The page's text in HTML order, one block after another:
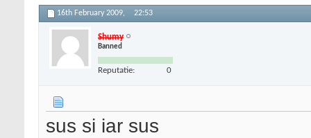
16th February 2009, 22:53
Shumy
Banned
Reputatie: 0
sus si iar sus